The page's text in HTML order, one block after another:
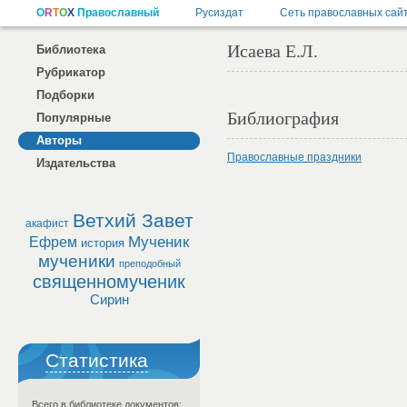
Библиотека
Рубрикатор
Подборки
Популярные
Авторы
Издательства
акафист Ветхий Завет
Ефрем история Мученик
мученики преподобный
священномученик
Сирин
Статистика
Всего в библиотеке документов:
Исаева Е.Л.
Библиография
Православные праздники